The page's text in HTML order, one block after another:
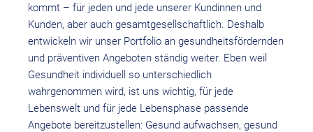
kommt – für jeden und jede unserer Kundinnen und
Kunden, aber auch gesamtgesellschaftlich. Deshalb
entwickeln wir unser Portfolio an gesundheitsfördernden
und präventiven Angeboten ständig weiter. Eben weil
Gesundheit individuell so unterschiedlich
wahrgenommen wird, ist uns wichtig, für jede
Lebenswelt und für jede Lebensphase passende
Angebote bereitzustellen: Gesund aufwachsen, gesund